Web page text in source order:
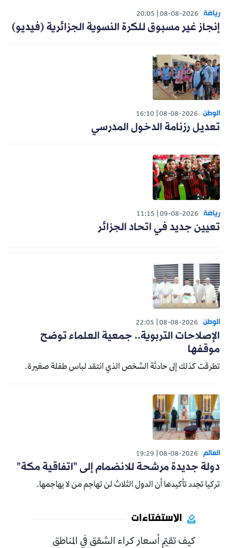
رياضة 08-08-2026
20:05
إنجاز غير مسبوق للكرة النسوية الجزائرية (فيديو)
الوطن 08-08-2026
16:10
تعديل رزنامة الدخول المدرسي
رياضة 09-08-2026
11:15
تعيين جديد في اتحاد الجزائر
الوطن 08-08-2026
22:05
الإصلاحات التربوية.. جمعية العلماء توضح
موقفها
تطرقت كذلك إلى حادثة الشخص الذي انتقد لباس طفلة صغيرة.
العالم 08-08-2026
19:29
دولة جديدة مرشحة للانضمام إلى "اتفاقية مكة"
تركيا تجدد تأكيدها أن الدول الثلاث لن تهاجم من لا يهاجمها.
الاستفتاءات
كيف تقيّم أسعار كراء الشقق في المناطق